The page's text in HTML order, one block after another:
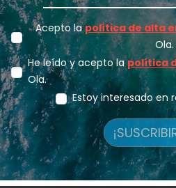
Acepto lapolítica de alta
Ola.
He leído y acepto lapolítica
Ola.
Estoy interesado en